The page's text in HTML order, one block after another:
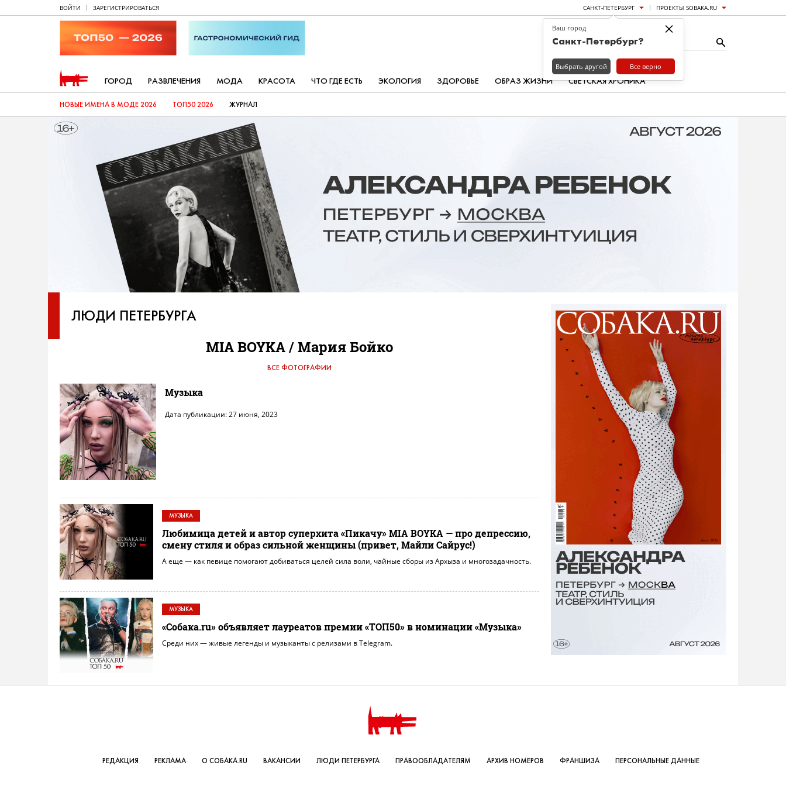
ВОЙТИ ЗАРЕГИСТРИРОВАТЬСЯ САНКТ-ПЕТЕРБУРГ ПРОЕКТЫ SOBAKA.RU
ГОРОД РАЗВЛЕЧЕНИЯ МОДА КРАСОТА ЧТО ГДЕ ЕСТЬ ЭКОЛОГИЯ ЗДОРОВЬЕ ОБРАЗ ЖИЗНИ СВЕТСКАЯ ХРОНИКА
НОВЫЕ ИМЕНА В МОДЕ 2026 ТОП50 2026 ЖУРНАЛ
ЛЮДИ ПЕТЕРБУРГА
MIA BOYKA / Мария Бойко
ВСЕ ФОТОГРАФИИ
Музыка
Дата публикации: 27 июня, 2023
МУЗЫКА
Любимица детей и автор суперхита «Пикачу» MIA BOYKA — про депрессию,
смену стиля и образ сильной женщины (привет, Майли Сайрус!)
А еще — как певице помогают добиваться целей сила воли, чайные сборы из Архыза и многозадачность.
МУЗЫКА
«Собака.ru» объявляет лауреатов премии «ТОП50» в номинации «Музыка»
Среди них — живые легенды и музыканты с релизами в Telegram.
РЕДАКЦИЯ РЕКЛАМА О СОБАКА.RU ВАКАНСИИ ЛЮДИ ПЕТЕРБУРГА ПРАВООБЛАДАТЕЛЯМ АРХИВ НОМЕРОВ ФРАНШИЗА ПЕРСОНАЛЬНЫЕ ДАННЫЕ
×
Ваш город
Санкт-Петербург?
Выбрать другой Все верно